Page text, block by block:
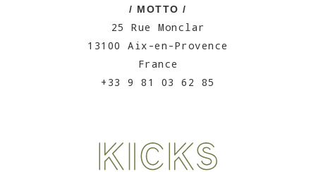
/ MOTTO /
25 Rue Monclar
13100 Aix-en-Provence
France
+33 9 81 03 62 85